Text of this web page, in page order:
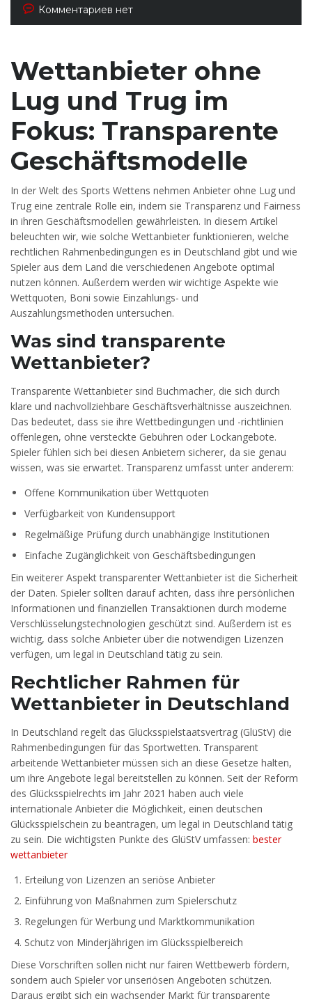
Комментариев нет
Wettanbieter ohne
Lug und Trug im
Fokus: Transparente
Geschäftsmodelle
In der Welt des Sports Wettens nehmen Anbieter ohne Lug und
Trug eine zentrale Rolle ein, indem sie Transparenz und Fairness
in ihren Geschäftsmodellen gewährleisten. In diesem Artikel
beleuchten wir, wie solche Wettanbieter funktionieren, welche
rechtlichen Rahmenbedingungen es in Deutschland gibt und wie
Spieler aus dem Land die verschiedenen Angebote optimal
nutzen können. Außerdem werden wir wichtige Aspekte wie
Wettquoten, Boni sowie Einzahlungs- und
Auszahlungsmethoden untersuchen.
Was sind transparente
Wettanbieter?
Transparente Wettanbieter sind Buchmacher, die sich durch
klare und nachvollziehbare Geschäftsverhältnisse auszeichnen.
Das bedeutet, dass sie ihre Wettbedingungen und -richtlinien
offenlegen, ohne versteckte Gebühren oder Lockangebote.
Spieler fühlen sich bei diesen Anbietern sicherer, da sie genau
wissen, was sie erwartet. Transparenz umfasst unter anderem:
Offene Kommunikation über Wettquoten
Verfügbarkeit von Kundensupport
Regelmäßige Prüfung durch unabhängige Institutionen
Einfache Zugänglichkeit von Geschäftsbedingungen
Ein weiterer Aspekt transparenter Wettanbieter ist die Sicherheit
der Daten. Spieler sollten darauf achten, dass ihre persönlichen
Informationen und finanziellen Transaktionen durch moderne
Verschlüsselungstechnologien geschützt sind. Außerdem ist es
wichtig, dass solche Anbieter über die notwendigen Lizenzen
verfügen, um legal in Deutschland tätig zu sein.
Rechtlicher Rahmen für
Wettanbieter in Deutschland
In Deutschland regelt das Glücksspielstaatsvertrag (GlüStV) die
Rahmenbedingungen für das Sportwetten. Transparent
arbeitende Wettanbieter müssen sich an diese Gesetze halten,
um ihre Angebote legal bereitstellen zu können. Seit der Reform
des Glücksspielrechts im Jahr 2021 haben auch viele
internationale Anbieter die Möglichkeit, einen deutschen
Glücksspielschein zu beantragen, um legal in Deutschland tätig
zu sein. Die wichtigsten Punkte des GlüStV umfassen: bester
wettanbieter
Erteilung von Lizenzen an seriöse Anbieter
Einführung von Maßnahmen zum Spielerschutz
Regelungen für Werbung und Marktkommunikation
Schutz von Minderjährigen im Glücksspielbereich
Diese Vorschriften sollen nicht nur fairen Wettbewerb fördern,
sondern auch Spieler vor unseriösen Angeboten schützen.
Daraus ergibt sich ein wachsender Markt für transparente